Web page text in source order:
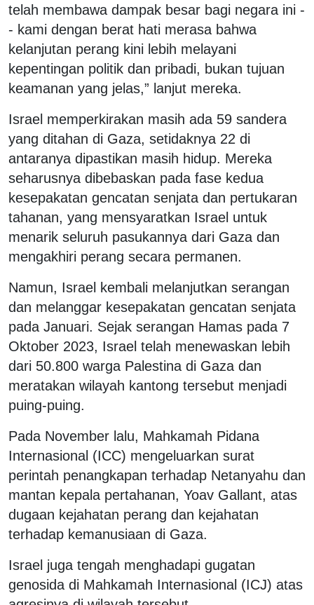
telah membawa dampak besar bagi negara ini -
- kami dengan berat hati merasa bahwa
kelanjutan perang kini lebih melayani
kepentingan politik dan pribadi, bukan tujuan
keamanan yang jelas,” lanjut mereka.
Israel memperkirakan masih ada 59 sandera
yang ditahan di Gaza, setidaknya 22 di
antaranya dipastikan masih hidup. Mereka
seharusnya dibebaskan pada fase kedua
kesepakatan gencatan senjata dan pertukaran
tahanan, yang mensyaratkan Israel untuk
menarik seluruh pasukannya dari Gaza dan
mengakhiri perang secara permanen.
Namun, Israel kembali melanjutkan serangan
dan melanggar kesepakatan gencatan senjata
pada Januari. Sejak serangan Hamas pada 7
Oktober 2023, Israel telah menewaskan lebih
dari 50.800 warga Palestina di Gaza dan
meratakan wilayah kantong tersebut menjadi
puing-puing.
Pada November lalu, Mahkamah Pidana
Internasional (ICC) mengeluarkan surat
perintah penangkapan terhadap Netanyahu dan
mantan kepala pertahanan, Yoav Gallant, atas
dugaan kejahatan perang dan kejahatan
terhadap kemanusiaan di Gaza.
Israel juga tengah menghadapi gugatan
genosida di Mahkamah Internasional (ICJ) atas